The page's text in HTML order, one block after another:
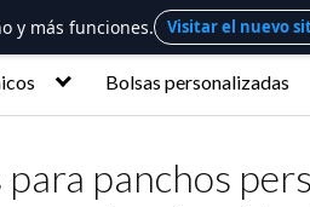
Bolsas personalizadas
para panchos
y más funciones. Visitar el nuevo